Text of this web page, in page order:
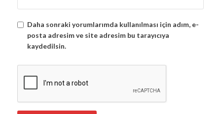
Daha sonraki yorumlarımda kullanılması için adım, e-
posta adresim ve site adresim bu tarayıcıya
kaydedilsin.